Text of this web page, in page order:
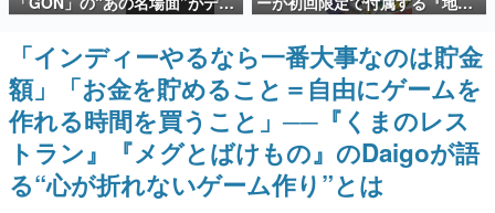
の姿を追い、彼らのルーツと情熱を探っていきます。
ゲーム世代の作家たち
ゲームに多大な影響を受けた作家さんに取材し、ゲームが
日本のコンテンツ産業やカルチャーに与えた影響を探る企
画です。
日本モバイルゲーム産業史
日本のモバイルゲーム史における主要なトピック・タイト
ルを網羅するほか、開発者へのインタビューや識者による
解説を掲載。約20年の歴史が一望できる決定版！
インされた新作グッズが本日8月
5日より期間限定で発売。Tシャ
ツやコインケース、アクキーな
どが全品受注生産で登場、過去
に発売したグッズの再販も
の歩き方 川崎市』が8月6日に発
売。全400ページの大ボリュー
ム
「インディーやるなら一番大事なのは貯金
額」「お金を貯めること＝自由にゲームを
作れる時間を買うこと」──『くまのレス
トラン』『メグとばけもの』のDaigoが語
る“心が折れないゲーム作り”とは